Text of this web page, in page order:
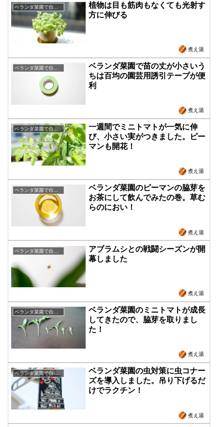
植物は目も筋肉もなくても光射す
方に伸びる
煮え湯
ベランダ菜園で苗の丈が小さいう
ちは百均の園芸用誘引テープが便
利
煮え湯
ベランダ菜園で自給自足
一週間でミニトマトが一気に伸
び、小さい実がつきました。ピー
マンも開花！
煮え湯
ベランダ菜園のピーマンの脇芽を
お茶にして飲んでみたの巻。草む
らのにおい！
煮え湯
アブラムシとの戦闘シーズンが開
幕しました
煮え湯
ベランダ菜園で自給自足
ベランダ菜園のミニトマトが成長
してきたので、脇芽を取りまし
た！
煮え湯
ベランダ菜園で自給自足
ベランダ菜園の虫対策に虫コナー
ズを導入しました。吊り下げるだ
けでラクチン！
煮え湯